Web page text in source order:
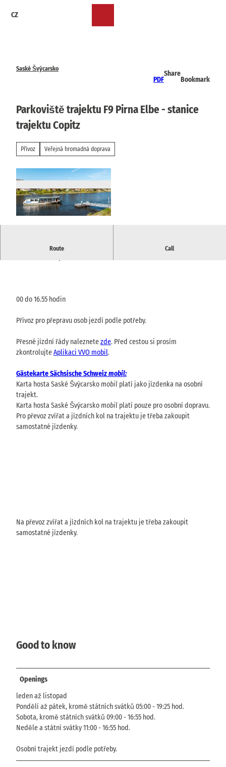
CZ
Saské Švýcarsko
PDF
Share
Bookmark
Parkoviště trajektu F9 Pirna Elbe - stanice
trajektu Copitz
Přívoz Veřejná hromadná doprava
Route Call
Osobní přívoz mezi parkovištěm u Pirny Labe a přívozním
00 do 16.55 hodin
Přívoz pro přepravu osob jezdí podle potřeby.
Přesné jízdní řády naleznetezde. Před cestou si prosím
zkontrolujteAplikaci VVO mobil.
Gästekarte Sächsische Schweizmobil:
Karta hosta Saské Švýcarskomobil platí jako jízdenka na osobní
trajekt.
Karta hosta Saské Švýcarskomobil platí pouze pro osobní dopravu.
Pro převoz zvířat a jízdních kol na trajektu je třeba zakoupit
samostatné jízdenky.
Na převoz zvířat a jízdních kol na trajektu je třeba zakoupit
samostatné jízdenky.
Good to know
Openings
leden až listopad
Pondělí až pátek, kromě státních svátků 05:00 - 19:25 hod.
Sobota, kromě státních svátků 09:00 - 16:55 hod.
Neděle a státní svátky 11:00 - 16:55 hod.
Osobní trajekt jezdí podle potřeby.